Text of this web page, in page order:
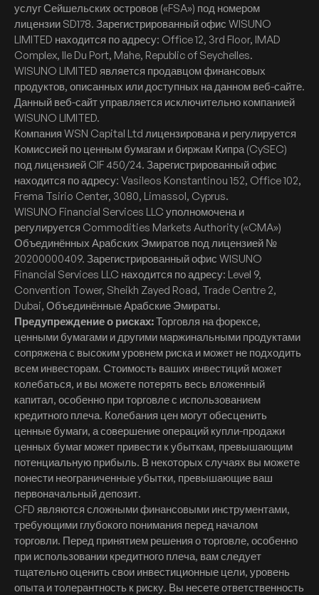
услуг Сейшельских островов («FSA») под номером
лицензии SD178. Зарегистрированный офис WISUNO
LIMITED находится по адресу: Office 12, 3rd Floor, IMAD
Complex, Ile Du Port, Mahe, Republic of Seychelles.
WISUNO LIMITED является продавцом финансовых
продуктов, описанных или доступных на данном веб-сайте.
Данный веб-сайт управляется исключительно компанией
WISUNO LIMITED.
Компания WSN Capital Ltd лицензирована и регулируется
Комиссией по ценным бумагам и биржам Кипра (CySEC)
под лицензией CIF 450/24. Зарегистрированный офис
находится по адресу: Vasileos Konstantinou 152, Office 102,
Frema Tsirio Center, 3080, Limassol, Cyprus.
WISUNO Financial Services LLC уполномочена и
регулируется Commodities Markets Authority («CMA»)
Объединённых Арабских Эмиратов под лицензией №
20200000409. Зарегистрированный офис WISUNO
Financial Services LLC находится по адресу: Level 9,
Convention Tower, Sheikh Zayed Road, Trade Centre 2,
Dubai, Объединённые Арабские Эмираты.
Предупреждение о рисках:Торговля на форексе,
ценными бумагами и другими маржинальными продуктами
сопряжена с высоким уровнем риска и может не подходить
всем инвесторам. Стоимость ваших инвестиций может
колебаться, и вы можете потерять весь вложенный
капитал, особенно при торговле с использованием
кредитного плеча. Колебания цен могут обесценить
ценные бумаги, а совершение операций купли-продажи
ценных бумаг может привести к убыткам, превышающим
потенциальную прибыль. В некоторых случаях вы можете
понести неограниченные убытки, превышающие ваш
первоначальный депозит.
CFD являются сложными финансовыми инструментами,
требующими глубокого понимания перед началом
торговли. Перед принятием решения о торговле, особенно
при использовании кредитного плеча, вам следует
тщательно оценить свои инвестиционные цели, уровень
опыта и толерантность к риску. Вы несете ответственность